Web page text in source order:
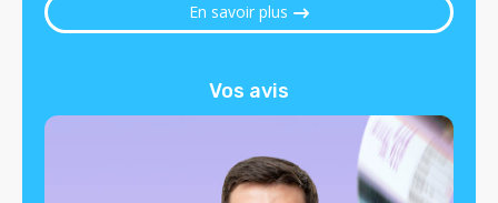
En savoir plus
Vos avis